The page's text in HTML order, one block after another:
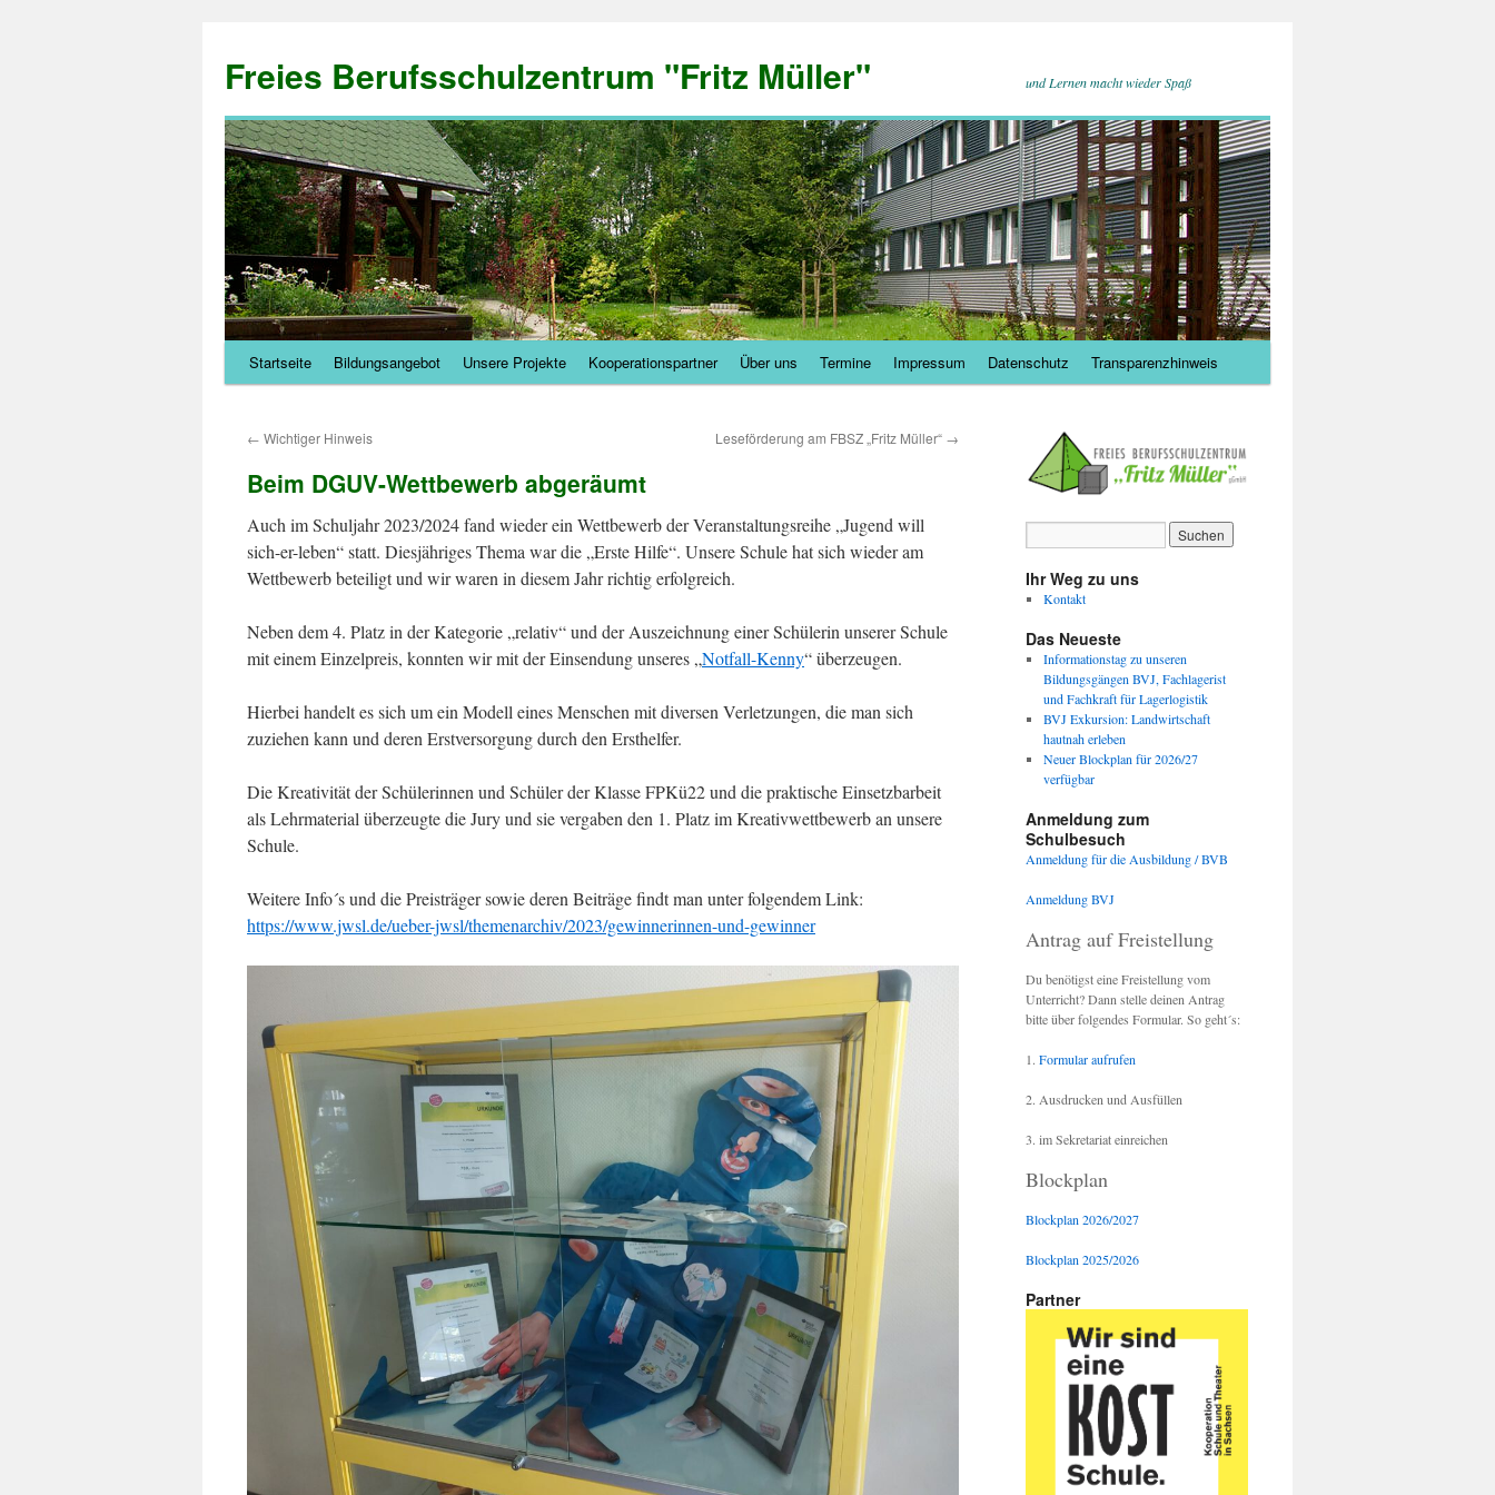
springen
Freies Berufsschulzentrum "Fritz Müller" und Lernen macht wieder Spaß
Startseite Bildungsangebot Unsere Projekte Kooperationspartner Über uns Termine Impressum Datenschutz Transparenzhinweis
← Wichtiger Hinweis Leseförderung am FBSZ „Fritz Müller“ →
Beim DGUV-Wettbewerb abgeräumt
Auch im Schuljahr 2023/2024 fand wieder ein Wettbewerb der Veranstaltungsreihe „Jugend will
sich-er-leben“ statt. Diesjähriges Thema war die „Erste Hilfe“. Unsere Schule hat sich wieder am
Wettbewerb beteiligt und wir waren in diesem Jahr richtig erfolgreich.
Neben dem 4. Platz in der Kategorie „relativ“ und der Auszeichnung einer Schülerin unserer Schule
mit einem Einzelpreis, konnten wir mit der Einsendung unseres „Notfall-Kenny“ überzeugen.
Hierbei handelt es sich um ein Modell eines Menschen mit diversen Verletzungen, die man sich
zuziehen kann und deren Erstversorgung durch den Ersthelfer.
Die Kreativität der Schülerinnen und Schüler der Klasse FPKü22 und die praktische Einsetzbarbeit
als Lehrmaterial überzeugte die Jury und sie vergaben den 1. Platz im Kreativwettbewerb an unsere
Schule.
Weitere Info´s und die Preisträger sowie deren Beiträge findt man unter folgendem Link:
https://www.jwsl.de/ueber-jwsl/themenarchiv/2023/gewinnerinnen-und-gewinner
Ihr Weg zu uns
Kontakt
Das Neueste
Informationstag zu unseren
Bildungsgängen BVJ, Fachlagerist
und Fachkraft für Lagerlogistik
BVJ Exkursion: Landwirtschaft
hautnah erleben
Neuer Blockplan für 2026/27
verfügbar
Anmeldung zum
Schulbesuch
Anmeldung für die Ausbildung / BVB
Anmeldung BVJ
Antrag auf Freistellung
Du benötigst eine Freistellung vom
Unterricht? Dann stelle deinen Antrag
bitte über folgendes Formular. So geht´s:
1. Formular aufrufen
2. Ausdrucken und Ausfüllen
3. im Sekretariat einreichen
Blockplan
Blockplan 2026/2027
Blockplan 2025/2026
Partner